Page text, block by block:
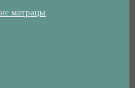
матрацы